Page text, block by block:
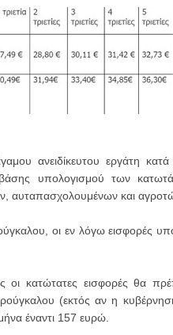
ανειδίκευτου εργάτη
υπολογισμού των
αυταπασχολουμένων και
οι εν λόγω εισφορές
οι κατώτατες εισφορές θα
(εκτός αν η
έναντι 157 ευρώ.